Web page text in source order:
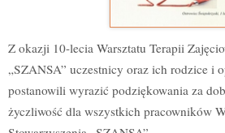
Z okazji 10-lecia Warsztatu Terapii
„SZANSA” uczestnicy oraz ich rodzice i
postanowili wyrazić podziękowania za
życzliwość dla wszystkich pracowników